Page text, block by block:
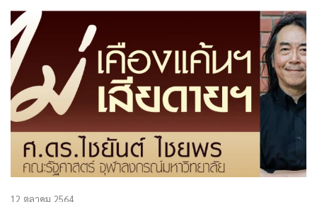
มาตรา ๔๕ ที่มี “ความมุ่งหมายเพื่อรับรองเสรีภาพในการจัดตั้ง
พรรคการเมืองโดยกำหนดกรอบของกฎหมายเกี่ยวกับ
12 ตุลาคม 2564